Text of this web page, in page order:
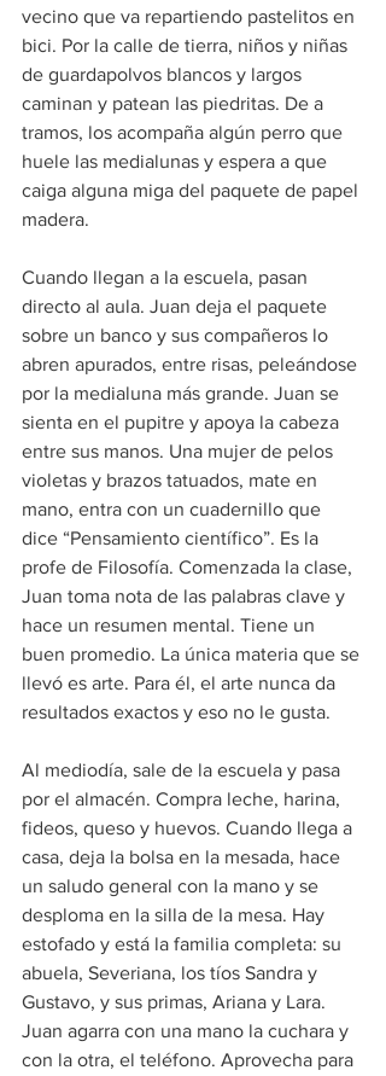
vecino que va repartiendo pastelitos en
bici. Por la calle de tierra, niños y niñas
de guardapolvos blancos y largos
caminan y patean las piedritas. De a
tramos, los acompaña algún perro que
huele las medialunas y espera a que
caiga alguna miga del paquete de papel
madera.
Cuando llegan a la escuela, pasan
directo al aula. Juan deja el paquete
sobre un banco y sus compañeros lo
abren apurados, entre risas, peleándose
por la medialuna más grande. Juan se
sienta en el pupitre y apoya la cabeza
entre sus manos. Una mujer de pelos
violetas y brazos tatuados, mate en
mano, entra con un cuadernillo que
dice “Pensamiento científico”. Es la
profe de Filosofía. Comenzada la clase,
Juan toma nota de las palabras clave y
hace un resumen mental. Tiene un
buen promedio. La única materia que se
llevó es arte. Para él, el arte nunca da
resultados exactos y eso no le gusta.
Al mediodía, sale de la escuela y pasa
por el almacén. Compra leche, harina,
fideos, queso y huevos. Cuando llega a
casa, deja la bolsa en la mesada, hace
un saludo general con la mano y se
desploma en la silla de la mesa. Hay
estofado y está la familia completa: su
abuela, Severiana, los tíos Sandra y
Gustavo, y sus primas, Ariana y Lara.
Juan agarra con una mano la cuchara y
con la otra, el teléfono. Aprovecha para